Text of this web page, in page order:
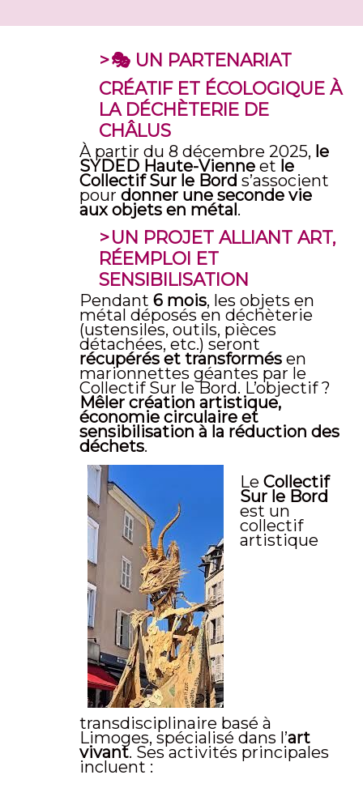
🎭 UN PARTENARIAT
CRÉATIF ET ÉCOLOGIQUE À
LA DÉCHÈTERIE DE
CHÂLUS
À partir du 8 décembre 2025, le
SYDED Haute-Vienne et le
Collectif Sur le Bord s’associent
pour donner une seconde vie
aux objets en métal.
UN PROJET ALLIANT ART,
RÉEMPLOI ET
SENSIBILISATION
Pendant 6 mois, les objets en
métal déposés en déchèterie
(ustensiles, outils, pièces
détachées, etc.) seront
récupérés et transformés en
marionnettes géantes par le
Collectif Sur le Bord. L’objectif ?
Mêler création artistique,
économie circulaire et
sensibilisation à la réduction des
déchets.
Le Collectif
Sur le Bord
est un
collectif
artistique
transdisciplinaire basé à
Limoges, spécialisé dans l’art
vivant. Ses activités principales
incluent :